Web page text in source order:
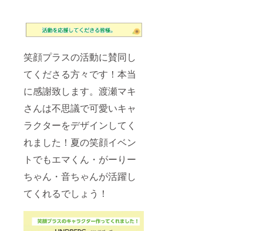
笑顔プラスの活動に賛同し
てくださる方々です！本当
に感謝致します。渡瀬マキ
さんは不思議で可愛いキャ
ラクターをデザインしてく
れました！夏の笑顔イベン
トでもエマくん・がーりー
ちゃん・音ちゃんが活躍し
てくれるでしょう！